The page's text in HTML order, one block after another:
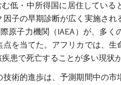
低・中所得国に居住してい
子の早期診断が広く実施さ
原子力機関（IAEA）が、多
を当てた。アフリカでは、
患で死亡することが多い現状が
術的進歩は、予測期間中の